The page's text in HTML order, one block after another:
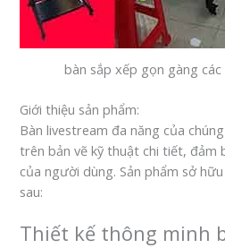
bàn sắp xếp gọn gàng
Giới thiệu sản phẩm:
Bàn livestream đa năng của
trên bản vẽ kỹ thuật chi tiết, đảm
của người dùng. Sản phẩm sở
sau:
Thiết kế thông minh